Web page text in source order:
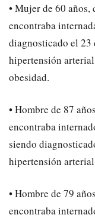
• Mujer de 60 años,
encontraba
diagnosticado el 23
hipertensión
obesidad.
• Hombre de 87
encontraba
siendo
hipertensión
• Hombre de 79
encontraba